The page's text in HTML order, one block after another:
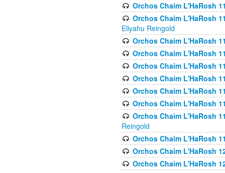
Orchos Chaim L'HaRosh
Orchos Chaim L'HaRosh
Eliyahu Reingold
Orchos Chaim L'HaRosh
Orchos Chaim L'HaRosh
Orchos Chaim L'HaRosh
Orchos Chaim L'HaRosh
Orchos Chaim L'HaRosh
Orchos Chaim L'HaRosh
Orchos Chaim L'HaRosh
Reingold
Orchos Chaim L'HaRosh
Orchos Chaim L'HaRosh
Orchos Chaim L'HaRosh